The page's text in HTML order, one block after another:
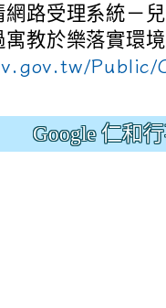
網路受理系統－
教於樂落實環
Public/
Google 仁和